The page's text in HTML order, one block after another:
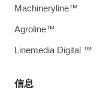
信息
Machineryline™
Agroline™
Linemedia Digital ™